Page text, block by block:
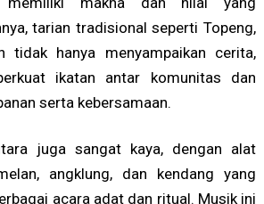
tarian tradisional seperti Topeng,
tidak hanya menyampaikan cerita,
ikatan antar komunitas dan
serta kebersamaan.
juga sangat kaya, dengan alat
angklung, dan kendang yang
acara adat dan ritual. Musik ini